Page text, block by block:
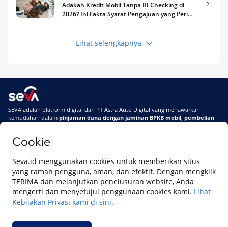
Cookie
Seva.id menggunakan cookies untuk memberikan situs
yang ramah pengguna, aman, dan efektif. Dengan mengklik
TERIMA dan melanjutkan penelusuran website, Anda
mengerti dan menyetujui penggunaan cookies kami. Lihat
Kebijakan Privasi kami di sini.
Adakah Kredit Mobil Tanpa BI Checking di
2026? Ini Fakta Syarat Pengajuan yang Perlu
Keuangan
Terpercaya
Telat Bayar Pinjol 2 Hari, Apakah Langsung
Masuk BI Checking? Simak Peraturan
Lihat selengkapnya
SEVA adalah platform digital dari PT Astra Auto Digital yang menawarkan
kemudahan dalam pinjaman dana dengan jaminan BPKB mobil, pembelian
Di SEVA, BPKB mobilmu #BisaJadiDuit
Tentang SEVASyarat & Ketentuan
Pemberitahuan PrivasiHubungi Kami